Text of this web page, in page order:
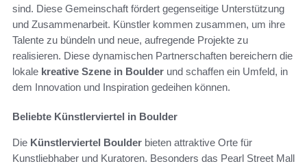
sind. Diese Gemeinschaft fördert gegenseitige Unterstützung
und Zusammenarbeit. Künstler kommen zusammen, um ihre
Talente zu bündeln und neue, aufregende Projekte zu
realisieren. Diese dynamischen Partnerschaften bereichern die
lokale kreative Szene in Boulder und schaffen ein Umfeld, in
dem Innovation und Inspiration gedeihen können.
Beliebte Künstlerviertel in Boulder
Die Künstlerviertel Boulder bieten attraktive Orte für
Kunstliebhaber und Kuratoren. Besonders das Pearl Street Mall